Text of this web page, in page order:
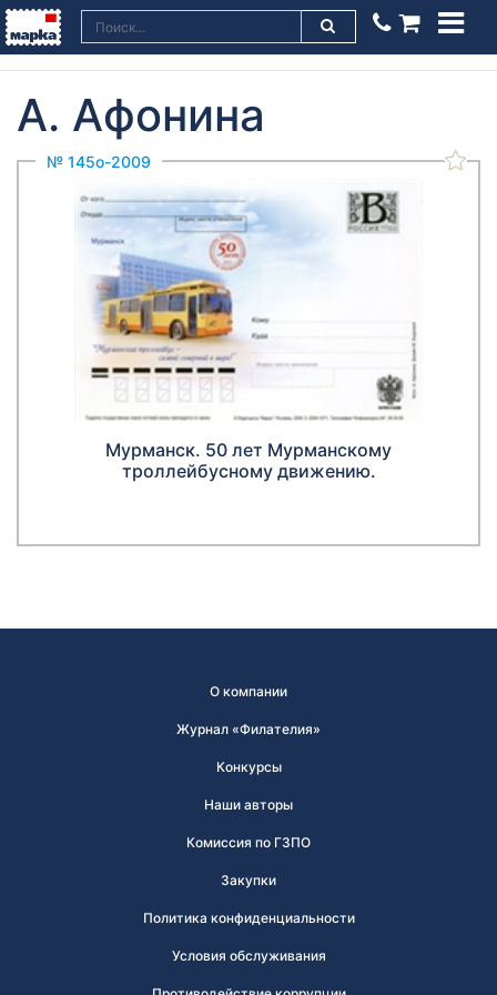
А. Афонина
№ 145о-2009
Мурманск. 50 лет Мурманскому
троллейбусному движению.
О компании
Журнал «Филателия»
Конкурсы
Наши авторы
Комиссия по ГЗПО
Закупки
Политика конфиденциальности
Условия обслуживания